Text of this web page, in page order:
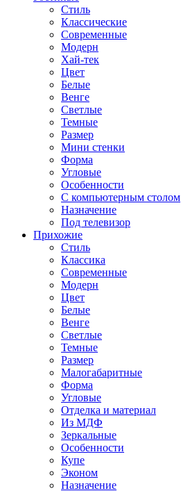
Стиль
Классические
Современные
Модерн
Хай-тек
Цвет
Белые
Венге
Светлые
Темные
Размер
Мини стенки
Форма
Угловые
Особенности
С компьютерным столом
Назначение
Под телевизор
Прихожие
Стиль
Классика
Современные
Модерн
Цвет
Белые
Венге
Светлые
Темные
Размер
Малогабаритные
Форма
Угловые
Отделка и материал
Из МДФ
Зеркальные
Особенности
Купе
Эконом
Назначение